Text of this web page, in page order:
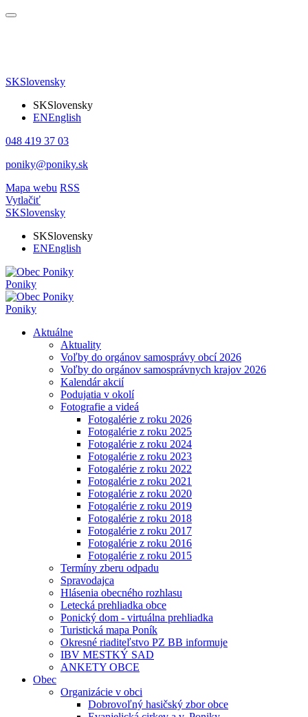
SKSlovensky
SKSlovensky
ENEnglish
048 419 37 03
poniky@poniky.sk
Mapa webu RSS
Vytlačiť
SKSlovensky
SKSlovensky
ENEnglish
Poniky
Poniky
Aktuálne
Aktuality
Voľby do orgánov samosprávy obcí 2026
Voľby do orgánov samosprávnych krajov 2026
Kalendár akcií
Podujatia v okolí
Fotografie a videá
Fotogalérie z roku 2026
Fotogalérie z roku 2025
Fotogalérie z roku 2024
Fotogalérie z roku 2023
Fotogalérie z roku 2022
Fotogalérie z roku 2021
Fotogalérie z roku 2020
Fotogalérie z roku 2019
Fotogalérie z roku 2018
Fotogalérie z roku 2017
Fotogalérie z roku 2016
Fotogalérie z roku 2015
Termíny zberu odpadu
Spravodajca
Hlásenia obecného rozhlasu
Letecká prehliadka obce
Ponický dom - virtuálna prehliadka
Turistická mapa Poník
Okresné riaditeľstvo PZ BB informuje
IBV MESTKÝ SAD
ANKETY OBCE
Obec
Organizácie v obci
Dobrovoľný hasičský zbor obce